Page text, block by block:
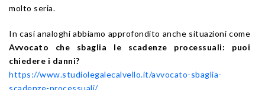
molto seria.
In casi analoghi abbiamo approfondito anche situazioni come
Avvocato che sbaglia le scadenze processuali: puoi
chiedere i danni?
https://www.studiolegalecalvello.it/avvocato-sbaglia-
scadenze-processuali/